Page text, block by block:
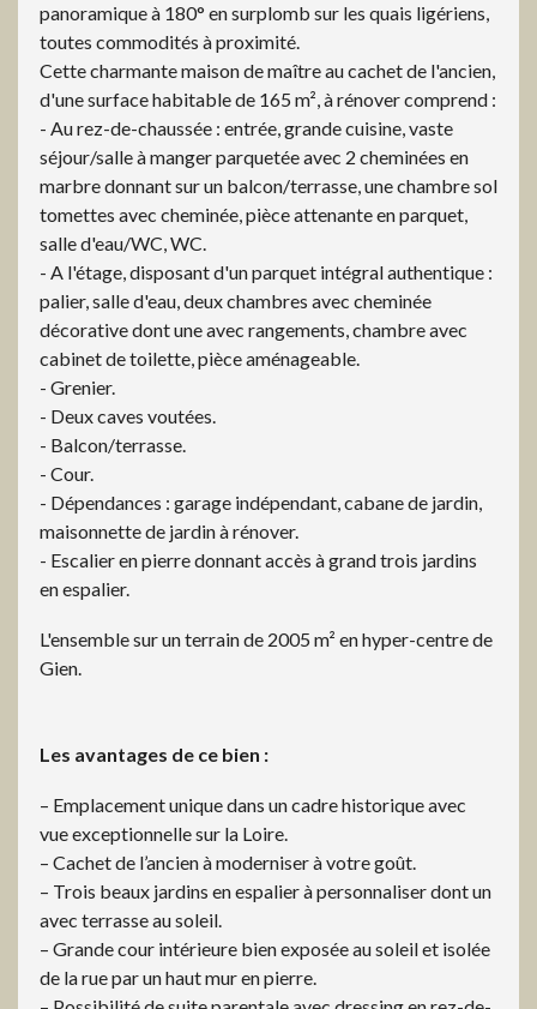
panoramique à 180° en surplomb sur les quais ligériens,
toutes commodités à proximité.
Cette charmante maison de maître au cachet de l'ancien,
d'une surface habitable de 165 m², à rénover comprend :
- Au rez-de-chaussée : entrée, grande cuisine, vaste
séjour/salle à manger parquetée avec 2 cheminées en
marbre donnant sur un balcon/terrasse, une chambre sol
tomettes avec cheminée, pièce attenante en parquet,
salle d'eau/WC, WC.
- A l'étage, disposant d'un parquet intégral authentique :
palier, salle d'eau, deux chambres avec cheminée
décorative dont une avec rangements, chambre avec
cabinet de toilette, pièce aménageable.
- Grenier.
- Deux caves voutées.
- Balcon/terrasse.
- Cour.
- Dépendances : garage indépendant, cabane de jardin,
maisonnette de jardin à rénover.
- Escalier en pierre donnant accès à grand trois jardins
en espalier.
L'ensemble sur un terrain de 2005 m² en hyper-centre de
Gien.
Les avantages de ce bien :
– Emplacement unique dans un cadre historique avec
vue exceptionnelle sur la Loire.
– Cachet de l’ancien à moderniser à votre goût.
– Trois beaux jardins en espalier à personnaliser dont un
avec terrasse au soleil.
– Grande cour intérieure bien exposée au soleil et isolée
de la rue par un haut mur en pierre.